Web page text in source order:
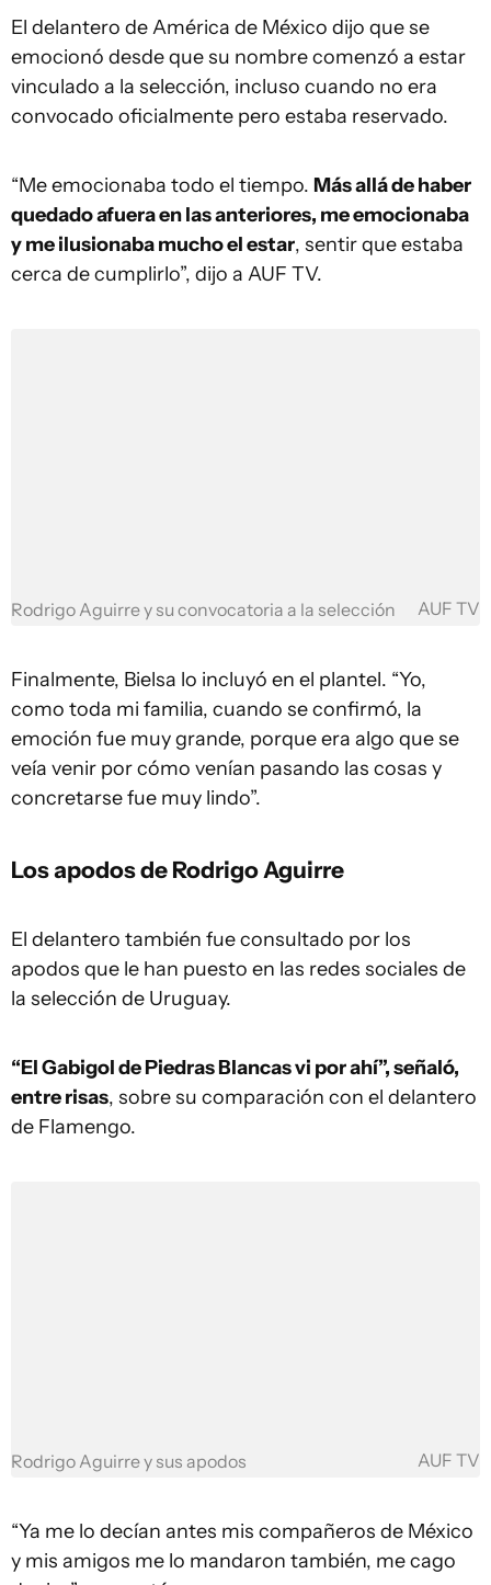
El delantero de América de México dijo que se
emocionó desde que su nombre comenzó a estar
vinculado a la selección, incluso cuando no era
convocado oficialmente pero estaba reservado.
“Me emocionaba todo el tiempo. Más allá de haber
quedado afuera en las anteriores, me emocionaba
y me ilusionaba mucho el estar, sentir que estaba
cerca de cumplirlo”, dijo a AUF TV.
Rodrigo Aguirre y su convocatoria a la selección AUF TV
Finalmente, Bielsa lo incluyó en el plantel. “Yo,
como toda mi familia, cuando se confirmó, la
emoción fue muy grande, porque era algo que se
veía venir por cómo venían pasando las cosas y
concretarse fue muy lindo”.
Los apodos de Rodrigo Aguirre
El delantero también fue consultado por los
apodos que le han puesto en las redes sociales de
la selección de Uruguay.
“El Gabigol de Piedras Blancas vi por ahí”, señaló,
entre risas, sobre su comparación con el delantero
de Flamengo.
Rodrigo Aguirre y sus apodos AUF TV
“Ya me lo decían antes mis compañeros de México
y mis amigos me lo mandaron también, me cago